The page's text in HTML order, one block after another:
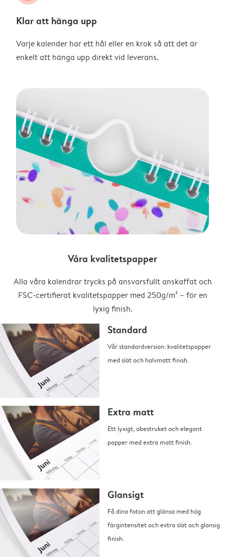
Klar att hänga upp
Varje kalender har ett hål eller en krok så att det är
enkelt att hänga upp direkt vid leverans.
Våra kvalitetspapper
Alla våra kalendrar trycks på ansvarsfullt anskaffat och
FSC-certifierat kvalitetspapper med 250g/m² – för en
lyxig finish.
Standard
Vår standardversion: kvalitetspapper
med slät och halvmatt finish.
Extra matt
Ett lyxigt, obestruket och elegant
papper med extra matt finish.
Glansigt
Få dina foton att glänsa med hög
färgintensitet och extra slät och glansig
finish.